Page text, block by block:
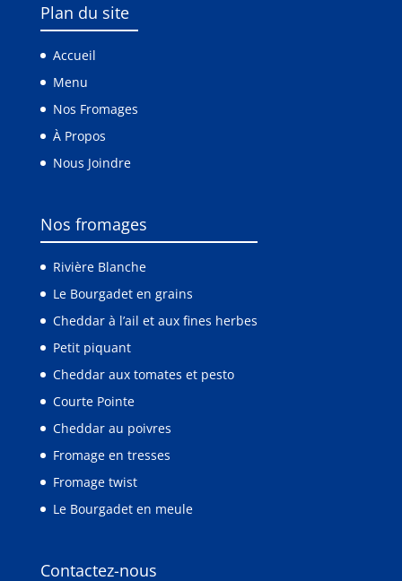
Plan du site
Accueil
Menu
Nos Fromages
À Propos
Nous Joindre
Nos fromages
Rivière Blanche
Le Bourgadet en grains
Cheddar à l’ail et aux fines herbes
Petit piquant
Cheddar aux tomates et pesto
Courte Pointe
Cheddar au poivres
Fromage en tresses
Fromage twist
Le Bourgadet en meule
Contactez-nous